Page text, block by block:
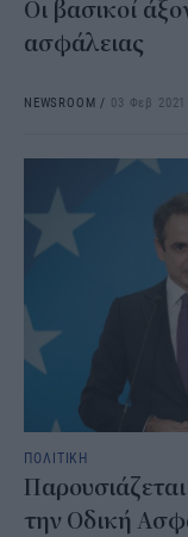
Οι βασικοί
ασφάλειας
NEWSROOM / 03 Φεβ 2021
ΠΟΛΙΤΙΚΗ
την Οδική